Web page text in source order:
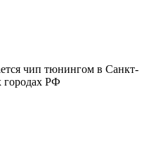
чип тюнингом в Санкт-
городах РФ